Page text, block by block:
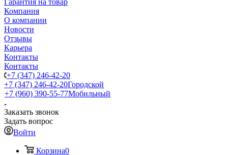
Гарантия на товар
Компания
О компании
Новости
Отзывы
Карьера
Контакты
Контакты
+7 (347) 246-42-20
+7 (347) 246-42-20Городской
+7 (960) 390-55-77Мобильный
Заказать звонок
Задать вопрос
Войти
Корзина0